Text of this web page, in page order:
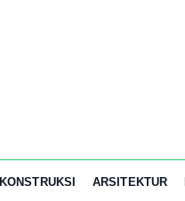
KONSTRUKSI ARSITEKTUR